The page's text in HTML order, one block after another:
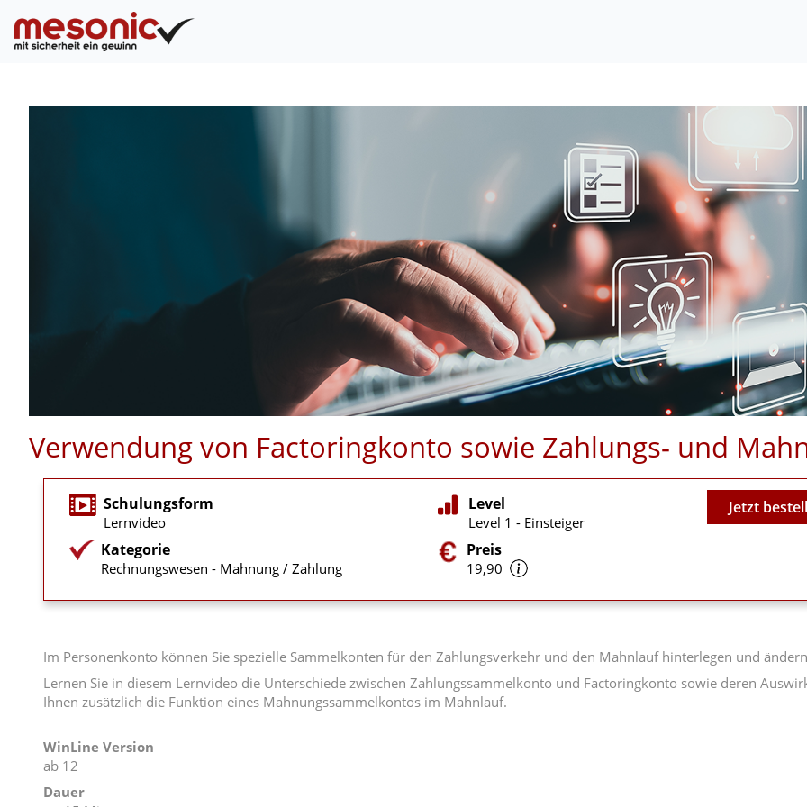
Verwendung von Factoringkonto sowie Zahlungs- und
Schulungsform
Lernvideo
Kategorie
Rechnungswesen - Mahnung / Zahlung
Level
Level 1 - Einsteiger
Preis
19,90
Video
Jetzt
Im Personenkonto können Sie spezielle Sammelkonten für den Zahlungsverkehr und den Mahnlauf hinterlegen und
Lernen Sie in diesem Lernvideo die Unterschiede zwischen Zahlungssammelkonto und Factoringkonto sowie deren
Ihnen zusätzlich die Funktion eines Mahnungssammelkontos im Mahnlauf.
WinLine Version
ab 12
Dauer